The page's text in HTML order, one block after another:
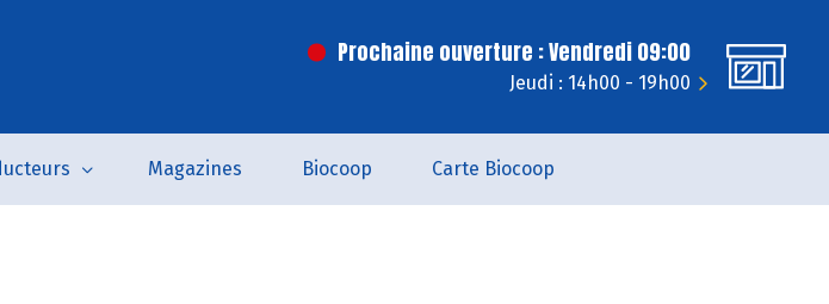
Prochaine ouverture : Vendredi 09:00
Jeudi : 14h00 - 19h00
Magazines Biocoop Carte Biocoop